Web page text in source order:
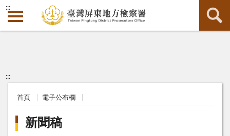
:::
:::
首頁 電子公布欄
新聞稿